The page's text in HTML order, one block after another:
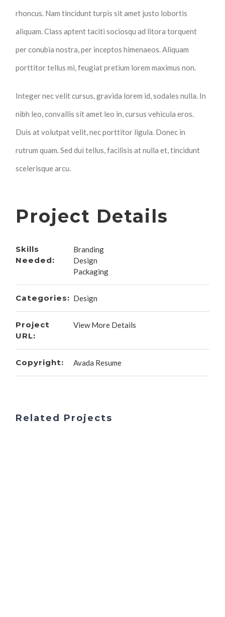
rhoncus. Nam tincidunt turpis sit amet justo lobortis
aliquam. Class aptent taciti sociosqu ad litora torquent
per conubia nostra, per inceptos himenaeos. Aliquam
porttitor tellus mi, feugiat pretium lorem maximus non.
Integer nec velit cursus, gravida lorem id, sodales nulla. In
nibh leo, convallis sit amet leo in, cursus vehicula eros.
Duis at volutpat velit, nec porttitor ligula. Donec in
rutrum quam. Sed dui tellus, facilisis at nulla et, tincidunt
scelerisque arcu.
Project Details
Skills
Needed:
Branding
Design
Packaging
Categories: Design
Project
URL:
View More Details
Copyright: Avada Resume
Related Projects